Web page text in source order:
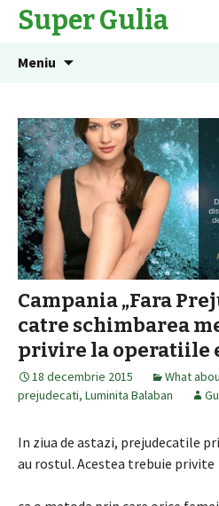
Super Gulia
Meniu
Campania „Fara
catre schimbarea
privire la operatiile
18 decembrie 2015 What
prejudecati, Luminita Balaban
In ziua de astazi, prejudecatile
au rostul. Acestea trebuie privite